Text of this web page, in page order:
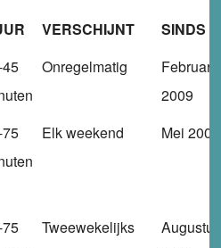
VERSCHIJNT
SINDS
Onregelmatig
Februari
2009
Elk weekend Mei 2005
Tweewekelijks
Augustus